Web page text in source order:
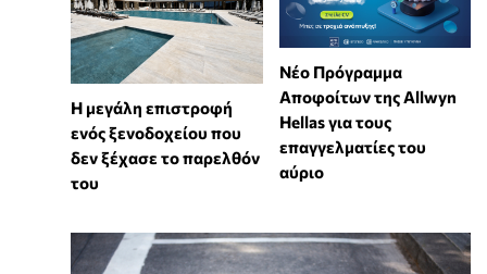
Η μεγάλη επιστροφή
ενός ξενοδοχείου που
δεν ξέχασε το παρελθόν
του
Νέο Πρόγραμμα
Αποφοίτων της Allwyn
Hellas για τους
επαγγελματίες του
αύριο